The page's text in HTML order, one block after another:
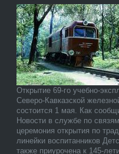
Открытие 69-го учебно-
Северо-Кавказской
состоится 1 мая. Как
Новости в службе по
церемония открытия по
линейки воспитанников
также приурочена к 145-